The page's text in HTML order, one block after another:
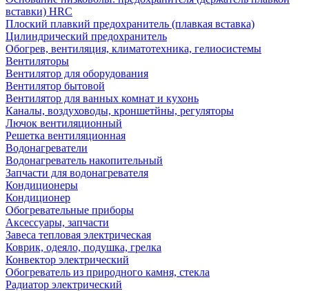
вставки) HRC
Плоский плавкий предохранитель (плавкая вставка)
Цилиндрический предохранитель
Обогрев, вентиляция, климатотехника, гелиосистемы
Вентиляторы
Вентилятор для оборудования
Вентилятор бытовой
Вентилятор для ванных комнат и кухонь
Каналы, воздуховоды, кроншетйны, регуляторы
Лючок вентиляционный
Решетка вентиляционная
Водонагреватели
Водонагреватель накопительный
Запчасти для водонагревателя
Кондиционеры
Кондиционер
Обогревательные приборы
Аксессуары, запчасти
Завеса тепловая электрическая
Коврик, одеяло, подушка, грелка
Конвектор электрический
Обогреватель из природного камня, стекла
Радиатор электрический